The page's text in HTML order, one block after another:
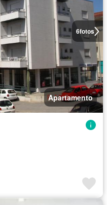
6fotos
Apartamento